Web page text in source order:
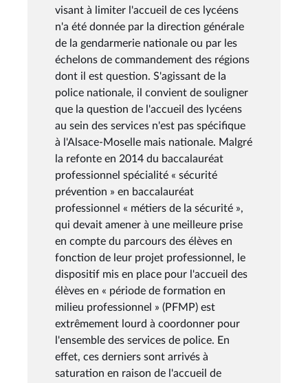
visant à limiter l'accueil de ces lycéens
n'a été donnée par la direction générale
de la gendarmerie nationale ou par les
échelons de commandement des régions
dont il est question. S'agissant de la
police nationale, il convient de souligner
que la question de l'accueil des lycéens
au sein des services n'est pas spécifique
à l'Alsace-Moselle mais nationale. Malgré
la refonte en 2014 du baccalauréat
professionnel spécialité « sécurité
prévention » en baccalauréat
professionnel « métiers de la sécurité »,
qui devait amener à une meilleure prise
en compte du parcours des élèves en
fonction de leur projet professionnel, le
dispositif mis en place pour l'accueil des
élèves en « période de formation en
milieu professionnel » (PFMP) est
extrêmement lourd à coordonner pour
l'ensemble des services de police. En
effet, ces derniers sont arrivés à
saturation en raison de l'accueil de